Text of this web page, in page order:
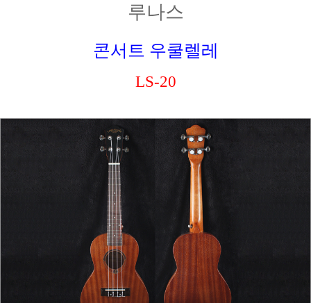
루나스
콘서트 우쿨렐레
LS-20